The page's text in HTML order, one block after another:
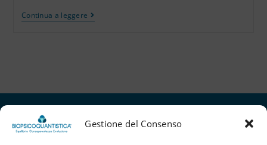
Gestione del Consenso
Continua a leggere